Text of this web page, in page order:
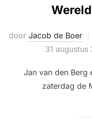
door Jacob de Boer
Geplaatst
31 augustus
Jan van den Berg
zaterdag de